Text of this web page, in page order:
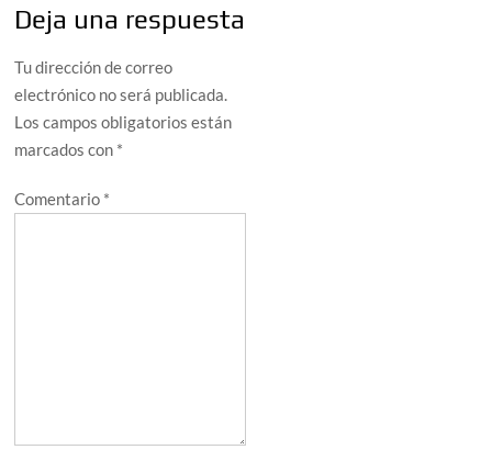
Deja una respuesta
Tu dirección de correo
electrónico no será publicada.
Los campos obligatorios están
marcados con *
Comentario *